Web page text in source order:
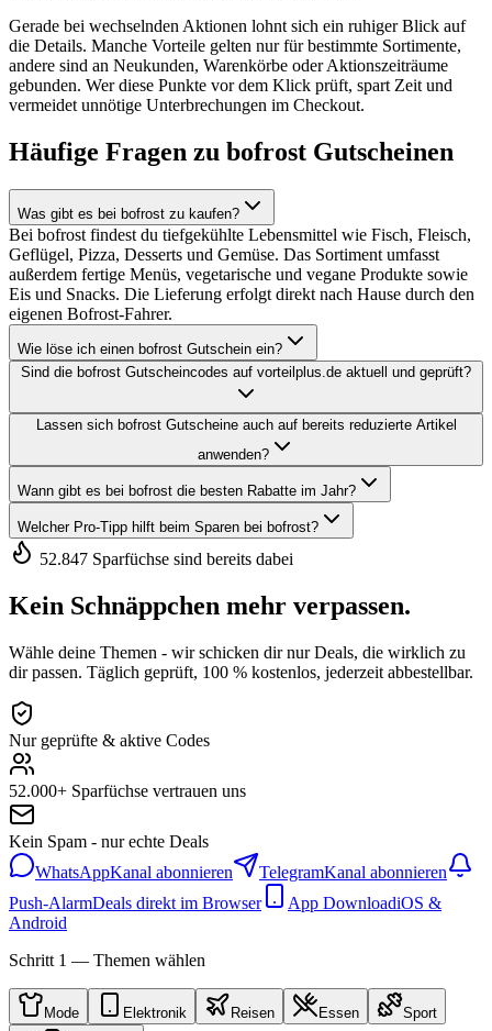
Gerade bei wechselnden Aktionen lohnt sich ein ruhiger Blick auf
die Details. Manche Vorteile gelten nur für bestimmte Sortimente,
andere sind an Neukunden, Warenkörbe oder Aktionszeiträume
gebunden. Wer diese Punkte vor dem Klick prüft, spart Zeit und
vermeidet unnötige Unterbrechungen im Checkout.
Häufige Fragen zu bofrost Gutscheinen
Was gibt es bei bofrost zu kaufen?
Bei bofrost findest du tiefgekühlte Lebensmittel wie Fisch, Fleisch,
Geflügel, Pizza, Desserts und Gemüse. Das Sortiment umfasst
außerdem fertige Menüs, vegetarische und vegane Produkte sowie
Eis und Snacks. Die Lieferung erfolgt direkt nach Hause durch den
eigenen Bofrost-Fahrer.
Wie löse ich einen bofrost Gutschein ein?
Sind die bofrost Gutscheincodes auf vorteilplus.de aktuell und geprüft?
Lassen sich bofrost Gutscheine auch auf bereits reduzierte Artikel
anwenden?
Wann gibt es bei bofrost die besten Rabatte im Jahr?
Welcher Pro-Tipp hilft beim Sparen bei bofrost?
52.847 Sparfüchse sind bereits dabei
Kein Schnäppchen mehr verpassen.
Wähle deine Themen - wir schicken dir nur Deals, die wirklich zu
dir passen. Täglich geprüft, 100 % kostenlos, jederzeit abbestellbar.
Nur geprüfte & aktive Codes
52.000+ Sparfüchse vertrauen uns
Kein Spam - nur echte Deals
WhatsAppKanal abonnieren TelegramKanal abonnieren
Push-AlarmDeals direkt im Browser App DownloadiOS &
Android
Schritt 1 — Themen wählen
Mode Elektronik Reisen Essen Sport